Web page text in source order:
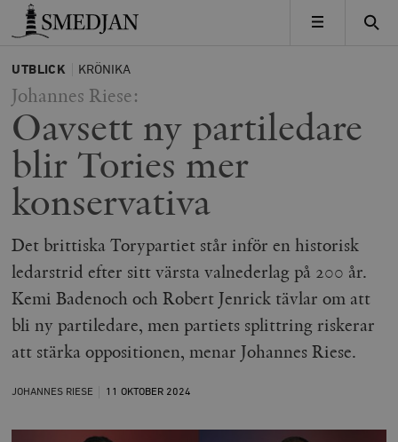
Timbro
MENY
UTBLICK KRÖNIKA
Johannes Riese:
Oavsett ny partiledare
blir Tories mer
konservativa
Det brittiska Torypartiet står inför en historisk
ledarstrid efter sitt värsta valnederlag på 200 år.
Kemi Badenoch och Robert Jenrick tävlar om att
bli ny partiledare, men partiets splittring riskerar
att stärka oppositionen, menar Johannes Riese.
JOHANNES RIESE 11 OKTOBER 2024